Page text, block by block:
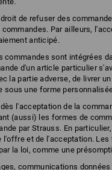
de refuser des
Par ailleurs,
anticipé.
sont intégrées
d'un article particulier
la partie adverse, de livrer
sous une forme
l'acceptation de la
(aussi) les formes de
par Strauss. En
l'offre et de l'acceptation.
la loi, comme une
communications